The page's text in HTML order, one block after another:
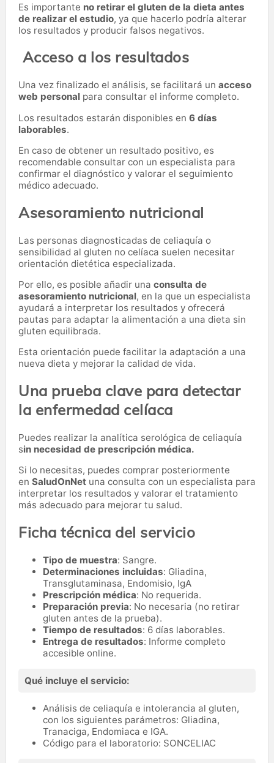
Es importante no retirar el gluten de la dieta antes
de realizar el estudio, ya que hacerlo podría alterar
los resultados y producir falsos negativos.
Acceso a los resultados
Una vez finalizado el análisis, se facilitará un acceso
web personal para consultar el informe completo.
Los resultados estarán disponibles en 6 días
laborables.
En caso de obtener un resultado positivo, es
recomendable consultar con un especialista para
confirmar el diagnóstico y valorar el seguimiento
médico adecuado.
Asesoramiento nutricional
Las personas diagnosticadas de celiaquía o
sensibilidad al gluten no celíaca suelen necesitar
orientación dietética especializada.
Por ello, es posible añadir una consulta de
asesoramiento nutricional, en la que un especialista
ayudará a interpretar los resultados y ofrecerá
pautas para adaptar la alimentación a una dieta sin
gluten equilibrada.
Esta orientación puede facilitar la adaptación a una
nueva dieta y mejorar la calidad de vida.
Una prueba clave para detectar
la enfermedad celíaca
Puedes realizar la analítica serológica de celiaquía
sin necesidad de prescripción médica.
Si lo necesitas, puedes comprar posteriormente
en SaludOnNet una consulta con un especialista para
interpretar los resultados y valorar el tratamiento
más adecuado para mejorar tu salud.
Ficha técnica del servicio
Tipo de muestra: Sangre.
Determinaciones incluidas: Gliadina,
Transglutaminasa, Endomisio, IgA
Prescripción médica: No requerida.
Preparación previa: No necesaria (no retirar
gluten antes de la prueba).
Tiempo de resultados: 6 días laborables.
Entrega de resultados: Informe completo
accesible online.
Qué incluye el servicio:
Análisis de celiaquía e intolerancia al gluten,
con los siguientes parámetros: Gliadina,
Tranaciga, Endomiaca e IGA.
Código para el laboratorio: SONCELIAC